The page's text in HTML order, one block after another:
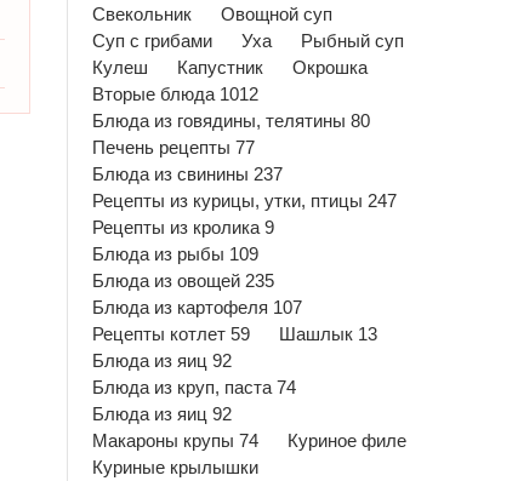
Свекольник
Овощной суп
Суп с грибами
Уха
Рыбный суп
Кулеш
Капустник
Окрошка
Вторые блюда 1012
Блюда из говядины, телятины 80
Печень рецепты 77
Блюда из свинины 237
Рецепты из курицы, утки, птицы 247
Рецепты из кролика 9
Блюда из рыбы 109
Блюда из овощей 235
Блюда из картофеля 107
Рецепты котлет 59
Шашлык 13
Блюда из яиц 92
Блюда из круп, паста 74
Блюда из яиц 92
Макароны крупы 74
Куриное филе
Куриные крылышки